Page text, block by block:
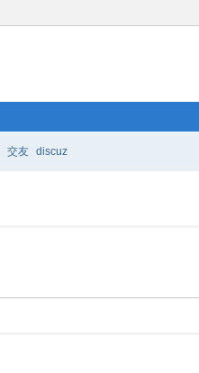
交友 discuz